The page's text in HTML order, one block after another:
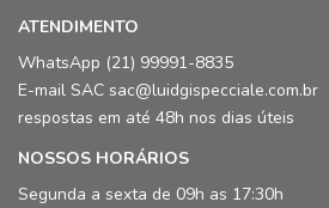
ATENDIMENTO
WhatsApp (21) 99991-8835
E-mail SAC sac@luidgispecciale.com.br
respostas em até 48h nos dias úteis
NOSSOS HORÁRIOS
Segunda a sexta de 09h as 17:30h